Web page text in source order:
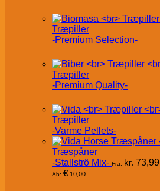
Træpiller
-Premium Selection-
Træpiller
-Premium Quality-
Træpiller
-Varme Pellets-
Træspåner
-Stallströ Mix- Fra: kr. 73,99
Ab: € 10,00